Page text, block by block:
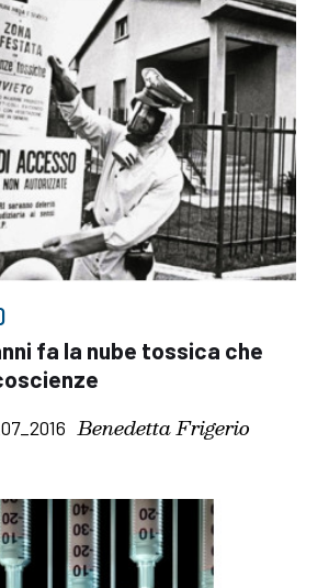
fa la nube tossica che
Benedetta Frigerio